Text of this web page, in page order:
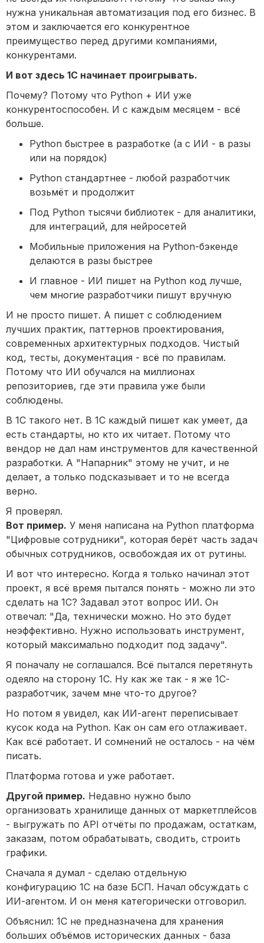
нужна уникальная автоматизация под его бизнес. В
этом и заключается его конкурентное
преимущество перед другими компаниями,
конкурентами.
И вот здесь 1С начинает проигрывать.
Почему? Потому что Python + ИИ уже
конкурентоспособен. И с каждым месяцем - всё
больше.
Python быстрее в разработке (а с ИИ - в разы
или на порядок)
Python стандартнее - любой разработчик
возьмёт и продолжит
Под Python тысячи библиотек - для аналитики,
для интеграций, для нейросетей
Мобильные приложения на Python-бэкенде
делаются в разы быстрее
И главное - ИИ пишет на Python код лучше,
чем многие разработчики пишут вручную
И не просто пишет. А пишет с соблюдением
лучших практик, паттернов проектирования,
современных архитектурных подходов. Чистый
код, тесты, документация - всё по правилам.
Потому что ИИ обучался на миллионах
репозиториев, где эти правила уже были
соблюдены.
В 1С такого нет. В 1С каждый пишет как умеет, да
есть стандарты, но кто их читает. Потому что
вендор не дал нам инструментов для качественной
разработки. А "Напарник" этому не учит, и не
делает, а только подсказывает и то не всегда
верно.
Я проверял.
Вот пример. У меня написана на Python платформа
"Цифровые сотрудники", которая берёт часть задач
обычных сотрудников, освобождая их от рутины.
И вот что интересно. Когда я только начинал этот
проект, я всё время пытался понять - можно ли это
сделать на 1С? Задавал этот вопрос ИИ. Он
отвечал: "Да, технически можно. Но это будет
неэффективно. Нужно использовать инструмент,
который максимально подходит под задачу".
Я поначалу не соглашался. Всё пытался перетянуть
одеяло на сторону 1С. Ну как же так - я же 1С-
разработчик, зачем мне что-то другое?
Но потом я увидел, как ИИ-агент переписывает
кусок кода на Python. Как он сам его отлаживает.
Как всё работает. И сомнений не осталось - на чём
писать.
Платформа готова и уже работает.
Другой пример. Недавно нужно было
организовать хранилище данных от маркетплейсов
- выгружать по API отчёты по продажам, остаткам,
заказам, потом обрабатывать, сводить, строить
графики.
Сначала я думал - сделаю отдельную
конфигурацию 1С на базе БСП. Начал обсуждать с
ИИ-агентом. И он меня категорически отговорил.
Объяснил: 1С не предназначена для хранения
больших объёмов исторических данных - база